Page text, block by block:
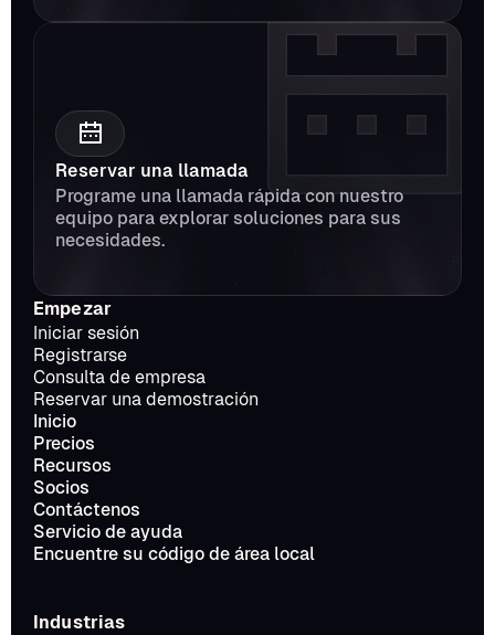
Reservar una llamada
Programe una llamada rápida con nuestro
equipo para explorar soluciones para sus
necesidades.
Empezar
Iniciar sesión
Registrarse
Consulta de empresa
Reservar una demostración
Inicio
Precios
Recursos
Socios
Contáctenos
Servicio de ayuda
Encuentre su código de área local
Industrias